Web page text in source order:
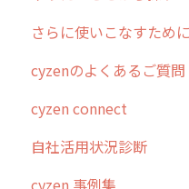
3. cyzenの位置情報
4. cyzen利用前の準
5. 基本的な使い方：
6. 基本的な使い方：
7. 初心者向けよくあ
行動管理
予定管理
スポット
ステータス・主観
報告書・行動種別
ホーム画面
スポット
報告閲覧
予定
日報
行動管理
勤怠管理
予定管理
スポット
ステータス・主観
さらに使いこなすために
はじめに
スポット・ステータ
交通費自動計算
安全走行支援
cyzenのよくあるご質問
ログインについて
グループ・ユーザー
GPS・位置情報 につ
cyzen connect
自社活用状況診断
cyzen 事例集